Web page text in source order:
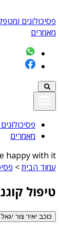
פסיכולוגים
מאמרים
מאמרים
happy with it
עמוד הבית>
טיפול
כוכב יאיר צור יגאל